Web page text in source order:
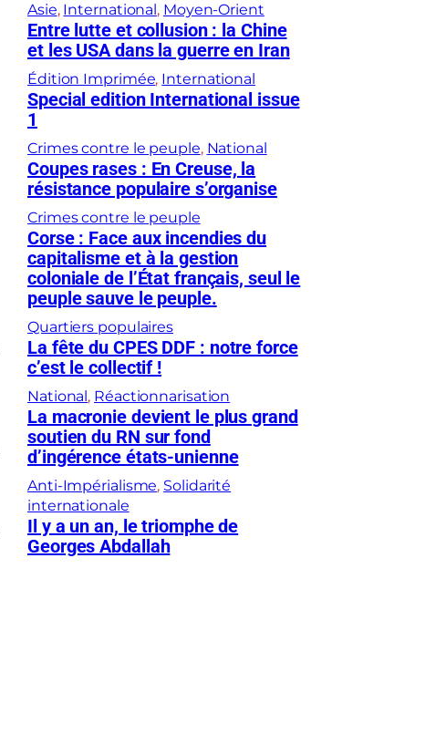
Asie, International, Moyen-Orient
Entre lutte et collusion : la Chine
et les USA dans la guerre en Iran
Édition Imprimée, International
Special edition International issue
1
Crimes contre le peuple, National
Coupes rases : En Creuse, la
résistance populaire s’organise
Crimes contre le peuple
Corse : Face aux incendies du
capitalisme et à la gestion
coloniale de l’État français, seul le
peuple sauve le peuple.
Quartiers populaires
La fête du CPES DDF : notre force
c’est le collectif !
National, Réactionnarisation
La macronie devient le plus grand
soutien du RN sur fond
d’ingérence états-unienne
Anti-Impérialisme, Solidarité
internationale
Il y a un an, le triomphe de
Georges Abdallah